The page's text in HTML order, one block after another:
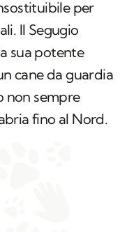
per
Il Segugio
sua potente
cane da guardia
non sempre
fino al Nord.